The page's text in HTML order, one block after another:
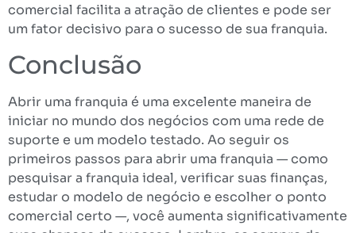
comercial facilita a atração de clientes e pode ser
um fator decisivo para o sucesso de sua franquia.
Conclusão
Abrir uma franquia é uma excelente maneira de
iniciar no mundo dos negócios com uma rede de
suporte e um modelo testado. Ao seguir os
primeiros passos para abrir uma franquia — como
pesquisar a franquia ideal, verificar suas finanças,
estudar o modelo de negócio e escolher o ponto
comercial certo —, você aumenta significativamente